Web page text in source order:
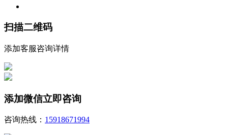
扫描二维码
添加客服咨询详情
添加微信立即咨询
咨询热线： 15918671994